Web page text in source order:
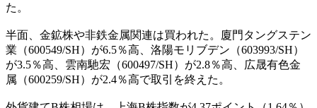
た。
半面、金鉱株や非鉄金属関連は買われた。廈門タングステン
業（600549/SH）が6.5％高、洛陽モリブデン（603993/SH）
が3.5％高、雲南馳宏（600497/SH）が2.8％高、広晟有色金
属（600259/SH）が2.4％高で取引を終えた。